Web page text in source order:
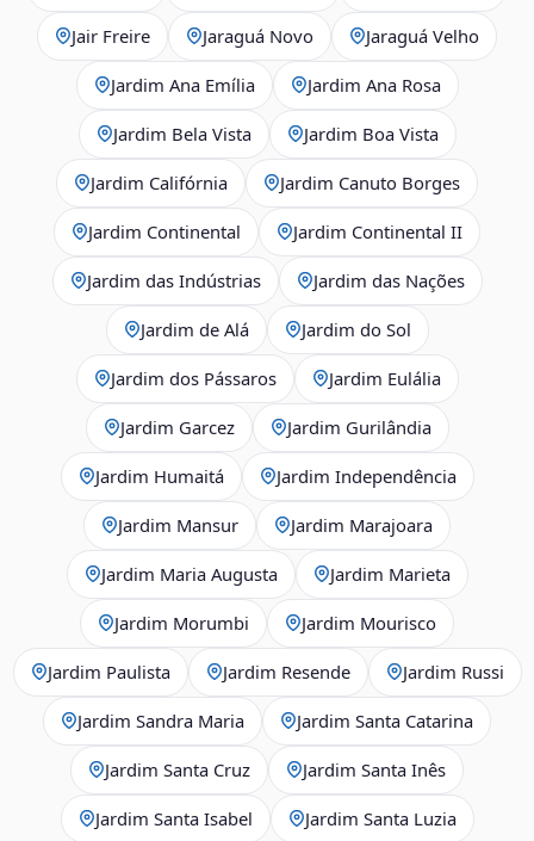
Jair Freire Jaraguá Novo Jaraguá Velho
Jardim Ana Emília Jardim Ana Rosa
Jardim Bela Vista Jardim Boa Vista
Jardim Califórnia Jardim Canuto Borges
Jardim Continental Jardim Continental II
Jardim das Indústrias Jardim das Nações
Jardim de Alá Jardim do Sol
Jardim dos Pássaros Jardim Eulália
Jardim Garcez Jardim Gurilândia
Jardim Humaitá Jardim Independência
Jardim Mansur Jardim Marajoara
Jardim Maria Augusta Jardim Marieta
Jardim Morumbi Jardim Mourisco
Jardim Paulista Jardim Resende Jardim Russi
Jardim Sandra Maria Jardim Santa Catarina
Jardim Santa Cruz Jardim Santa Inês
Jardim Santa Isabel Jardim Santa Luzia